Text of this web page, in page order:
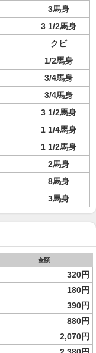
3馬身
3 1/2馬身
クビ
1/2馬身
3/4馬身
3/4馬身
3 1/2馬身
1 1/4馬身
1 1/2馬身
2馬身
8馬身
3馬身
金額
320円
180円
390円
880円
2,070円